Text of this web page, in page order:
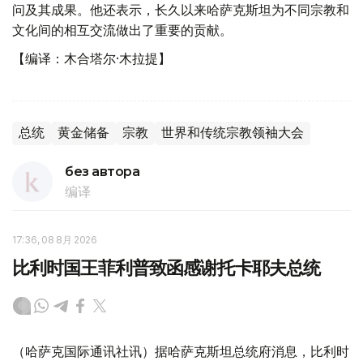
问及其成果。他还表示，长久以来哈萨克斯坦为不同宗教和
文化间的相互交流做出了重要的贡献。
【编译：木合塔尔·木拉提】
总统 黄金储备 宗教 世界和传统宗教领袖大会
без автора
编译
17:36, 08 8月 2026
比利时国王菲利普致函感谢托卡耶夫总统
（哈萨克国际通讯社讯）据哈萨克斯坦总统府消息，比利时